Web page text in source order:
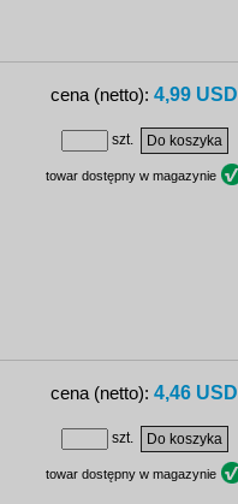
cena (netto): 4,99 USD
szt.
towar dostępny w magazynie
cena (netto): 4,46 USD
szt.
towar dostępny w magazynie